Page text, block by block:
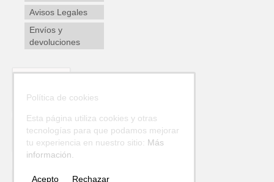
Avisos Legales
Envíos y
devoluciones
Política de cookies
Esta página utiliza cookies y otras
tecnologías para que podamos mejorar
tu experiencia en nuestro sitio: Más
información.
Acepto Rechazar